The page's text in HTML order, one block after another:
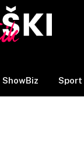
ShowBiz Sport